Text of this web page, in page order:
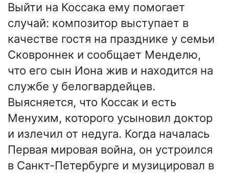
Выйти на Коссака ему помогает
случай: композитор выступает в
качестве гостя на празднике у семьи
Сковроннек и сообщает Менделю,
что его сын Иона жив и находится на
службе у белогвардейцев.
Выясняется, что Коссак и есть
Менухим, которого усыновил доктор
и излечил от недуга. Когда началась
Первая мировая война, он устроился
в Санкт-Петербурге и музицировал в